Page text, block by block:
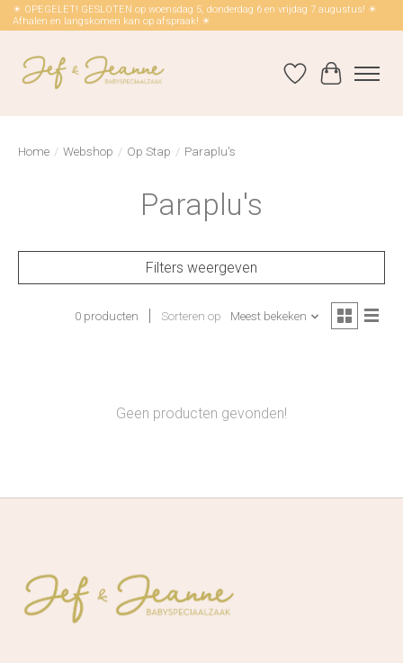
☀ OPEGELET! GESLOTEN op woensdag 5, donderdag 6 en vrijdag 7 augustus! ☀
Afhalen en langskomen kan op afspraak! ☀
Verlanglijst
Home / Webshop / Op Stap / Paraplu's
Paraplu's
Filters weergeven
0 producten Sorteren op Meest bekeken
Geen producten gevonden!